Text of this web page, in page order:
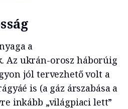
a
Az ukrán-orosz háborúig
jól tervezhető volt a
is (a gáz árszabása a
inkább „világpiaci lett”